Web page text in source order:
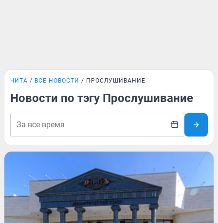
ЧИТА ВСЕ НОВОСТИ ПРОСЛУШИВАНИЕ
Новости по тэгу Прослушивание